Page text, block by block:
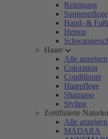
Reinigung
Sonnenpflege
Hand- &
Herren
Haare
Alle anzeigen
Coloration
Conditioner
Haarpflege
Shampoo
Styling
Zertifizierte
Alle anzeigen
MÁDARA